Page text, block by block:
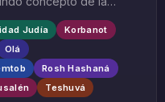
contexto sagrado del
y preparación
Judía
Korbanot
Olá
Rosh Hashaná
Teshuvá